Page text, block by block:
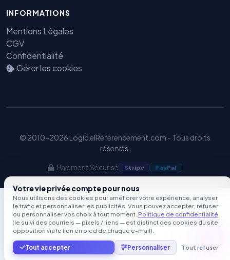
INFORMATIONS
Mentions Légales
CGV
Confidentialité
Gérer les cookies
© 2010-2026 LogicielReferencement.com - Tous droits
réservés.
Paiement Sécurisé Stripe PayPal
Votre vie privée compte pour nous
Nous utilisons des cookies pour améliorer votre expérience, analyser
le trafic et personnaliser les publicités. Vous pouvez accepter, refuser
ou personnaliser vos choix à tout moment. Politique de confidentialité
(le suivi des courriels — pixels / liens — est distinct des cookies du site ;
opposition via le lien en pied de chaque e-mail).
Tout accepter Personnaliser Tout refuser